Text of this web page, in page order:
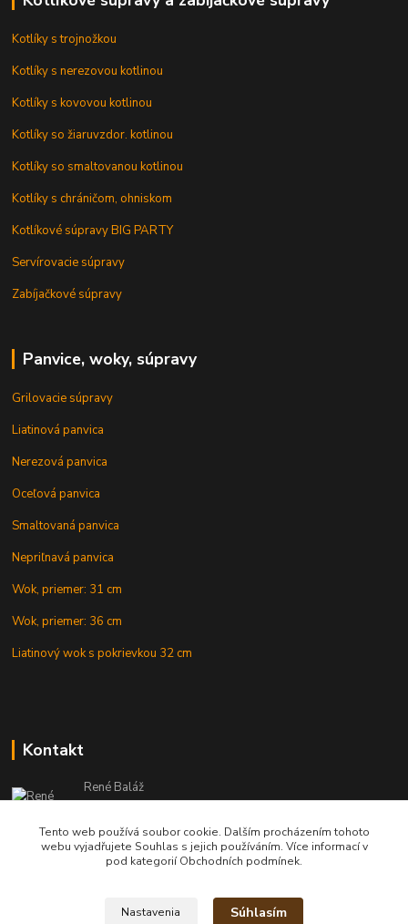
Kotlíky s trojnožkou
Kotlíky s nerezovou kotlinou
Kotlíky s kovovou kotlinou
Kotlíky so žiaruvzdor. kotlinou
Kotlíky so smaltovanou kotlinou
Kotlíky s chráničom, ohniskom
Kotlíkové súpravy BIG PARTY
Servírovacie súpravy
Zabíjačkové súpravy
Panvice, woky, súpravy
Grilovacie súpravy
Liatinová panvica
Nerezová panvica
Oceľová panvica
Smaltovaná panvica
Nepriľnavá panvica
Wok, priemer: 31 cm
Wok, priemer: 36 cm
Liatinový wok s pokrievkou 32 cm
Kontakt
René Baláž
Eshop: +421 902 212 007
od 8:00 - do 16:00 hod
info@kotlikyshop.sk
Tento web používá soubor cookie. Dalším procházením tohoto
webu vyjadřujete Souhlas s jejich používáním. Více informací v
pod kategorií Obchodních podmínek.
Nastavenia Súhlasím